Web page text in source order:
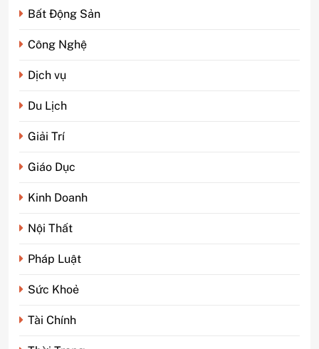
Bất Động Sản
Công Nghệ
Dịch vụ
Du Lịch
Giải Trí
Giáo Dục
Kinh Doanh
Nội Thất
Pháp Luật
Sức Khoẻ
Tài Chính